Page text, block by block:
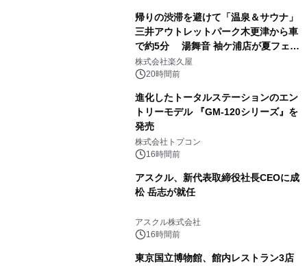
帰りの渋滞を避けて「温泉＆サウナ」
三井アウトレットパーク木更津から車
で約5分 湯舞音 袖ケ浦店が夏フェア
メニューを提供
株式会社楽久屋
20時間前
進化したトータルステーションのエン
トリーモデル 『GM-120シリーズ』を
発売
株式会社トプコン
16時間前
アスクル、新代表取締役社長CEOに成
松 岳志が就任
アスクル株式会社
16時間前
東京国立博物館、館内レストラン3店